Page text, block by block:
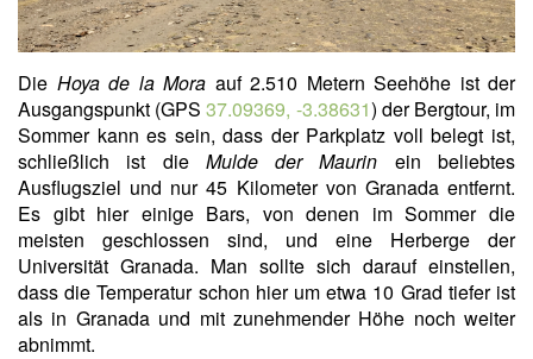
Die Hoya de la Mora auf 2.510 Metern Seehöhe ist der
Ausgangspunkt (GPS37.09369, -3.38631) der Bergtour, im
Sommer kann es sein, dass der Parkplatz voll belegt ist,
schließlich ist die Mulde der Maurin ein beliebtes
Ausflugsziel und nur 45 Kilometer von Granada entfernt.
Es gibt hier einige Bars, von denen im Sommer die
meisten geschlossen sind, und eine Herberge der
Universität Granada. Man sollte sich darauf einstellen,
dass die Temperatur schon hier um etwa 10 Grad tiefer ist
als in Granada und mit zunehmender Höhe noch weiter
abnimmt.